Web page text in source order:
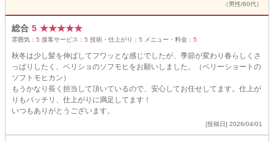
（男性/60代）
総合 5 ★★★★★
雰囲気： 5 接客サービス： 5 技術・仕上がり： 5 メニュー・料金： 5
秋冬は少し髪を伸ばしてフワッとな感じでしたが、季節が変わり春らしくさ
っぱりしたく、ベリショのソフモヒをお願いしました。（ベリーショートの
ソフトモヒカン）
もうかなり長く担当して頂いているので、安心してお任せしてます。仕上が
りもバッチリ、仕上がりに満足してます！
いつもありがとうございます。
[投稿日] 2026/04/01